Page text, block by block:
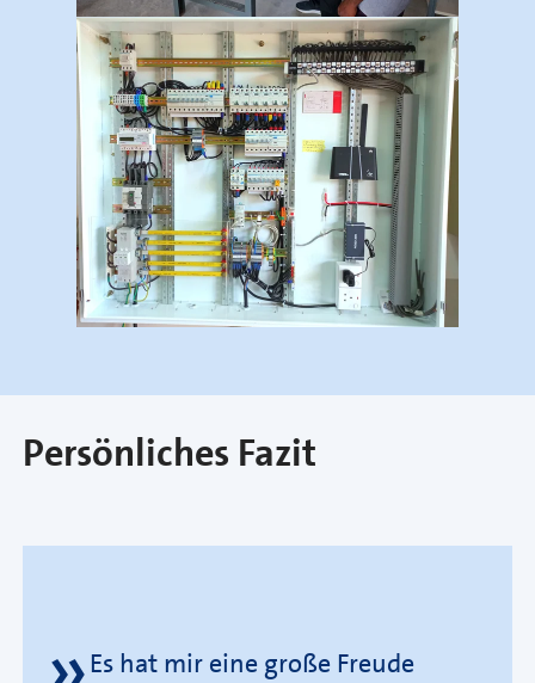
Persönliches Fazit
Es hat mir eine große Freude